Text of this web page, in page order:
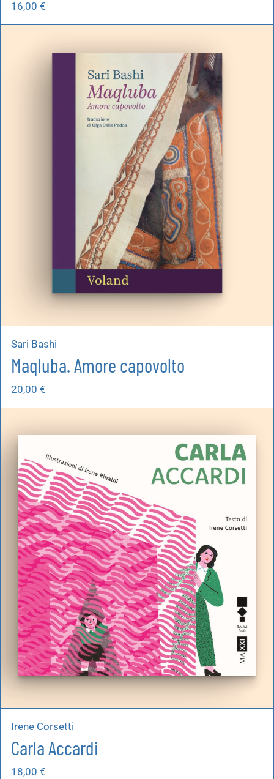
16,00 €
Sari Bashi
Maqluba. Amore capovolto
20,00 €
Irene Corsetti
Carla Accardi
18,00 €